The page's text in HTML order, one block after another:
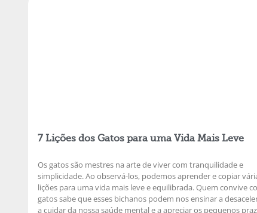
7 Lições dos Gatos para uma Vida Mais Leve
Os gatos são mestres na arte de viver com tranquilidade e
simplicidade. Ao observá-los, podemos aprender e copiar
lições para uma vida mais leve e equilibrada. Quem convive
gatos sabe que esses bichanos podem nos ensinar a
a cuidar da nossa saúde mental e a apreciar os pequenos